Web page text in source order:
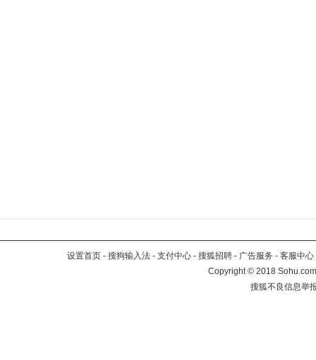
设置首页 - 搜狗输入法 - 支付中心 - 搜狐招聘 - 广告服务 - 客服中心
Copyright©2018
搜狐不良信息举